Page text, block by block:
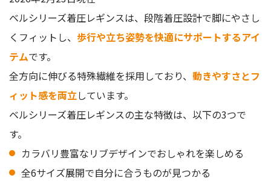
ベルシリーズ着圧レギンスは、段階着圧設計で脚にやさし
くフィットし、 歩行や立ち姿勢を快適にサポートするアイ
テムです。
全方向に伸びる特殊繊維を採用しており、 動きやすさとフ
ィット感を両立しています。
ベルシリーズ着圧レギンスの主な特徴は、以下の3つで
す。
カラバリ豊富なリブデザインでおしゃれを楽しめる
全6サイズ展開で自分に合うものが見つかる